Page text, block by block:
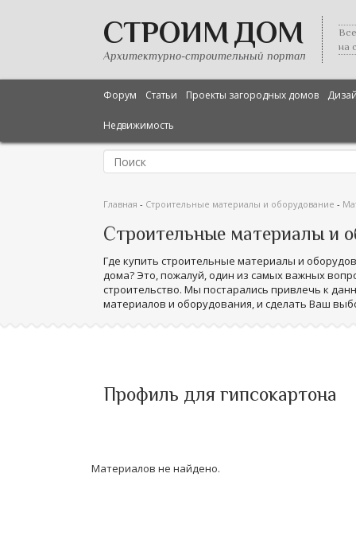
СТРОИМ ДОМ
Архитектурно-строительный портал
на
Форум Статьи Проекты загородных домов
Недвижимость
Главная - Строительные материалы и оборудование -
Строительные материалы и
Где купить строительные материалы и
дома? Это, пожалуй, один из самых важных
строительство. Мы постарались привлечь к
материалов и оборудования, и сделать Ваш
Профиль для гипсокартона
Материалов не найдено.